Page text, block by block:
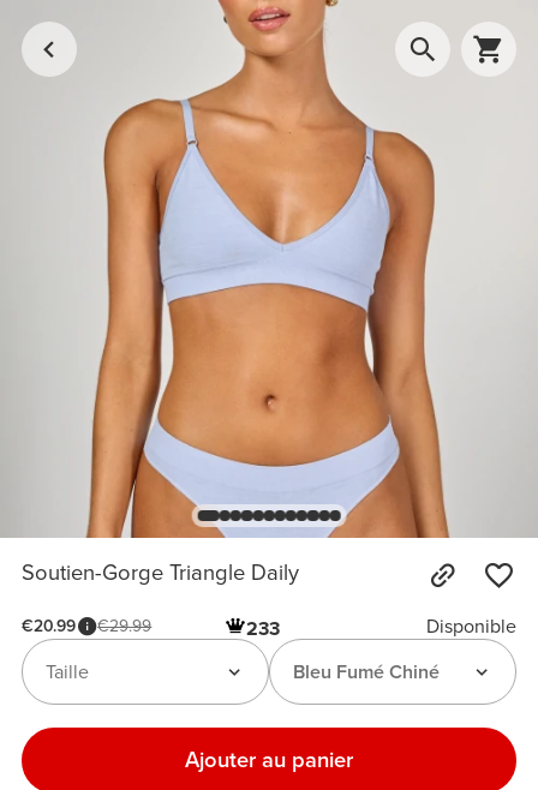
Soutien-Gorge Triangle Daily
€20.99 €29.99 233
Disponible
Bleu Fumé Chiné
Taille
Ajouter au panier